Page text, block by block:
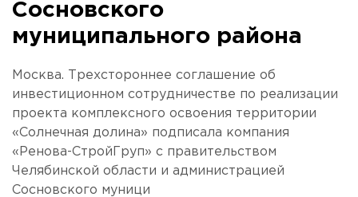
Сосновского
муниципального района
Москва. Трехстороннее соглашение об
инвестиционном сотрудничестве по реализации
проекта комплексного освоения территории
«Солнечная долина» подписала компания
«Ренова-СтройГруп» с правительством
Челябинской области и администрацией
Сосновского муници